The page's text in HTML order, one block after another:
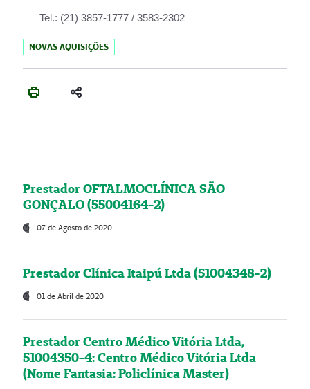
Tel.: (21) 3857-1777 / 3583-2302
NOVAS AQUISIÇÕES
Prestador OFTALMOCLÍNICA SÃO
GONÇALO (55004164-2)
07 de Agosto de 2020
Prestador Clínica Itaipú Ltda (51004348-2)
01 de Abril de 2020
Prestador Centro Médico Vitória Ltda,
51004350-4: Centro Médico Vitória Ltda
(Nome Fantasia: Policlínica Master)